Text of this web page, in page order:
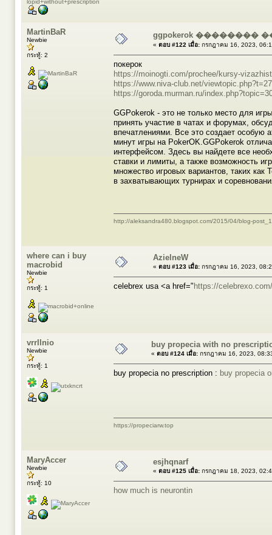
MartinBaR
Newbie
กระทู้: 2
ggpokerok ��������
« ตอบ #122 เมื่อ: กรกฎาคม 16, 2023,
покерок
https://moinogti.com/prochee/kursy-
https://www.niva-club.net/
https://goroda.murman.ru/
GGPokerok - это не только место для
принять участие в чатах и форумах,
впечатлениями. Все это создает особую
минут игры на PokerOK.GGPokerok
интерфейсом. Здесь вы найдете все
ставки и лимиты, а также возможность
множество игровых вариантов, таких
в захватывающих турнирах и
http://aleksandra480.blogspot.com/2015/04/blog-
where can i buy
macrobid
Newbie
กระทู้: 1
AzielneW
« ตอบ #123 เมื่อ: กรกฎาคม 16, 2023,
celebrex usa <a href=" https://celebrexo.com/
vrrllnio
Newbie
กระทู้: 1
buy propecia with no
« ตอบ #124 เมื่อ: กรกฎาคม 16, 2023,
buy propecia no prescription : buy propecia
https://propeciarw.top
MaryAccer
Newbie
กระทู้: 10
esjhqnarf
« ตอบ #125 เมื่อ: กรกฎาคม 18, 2023,
how much is neurontin